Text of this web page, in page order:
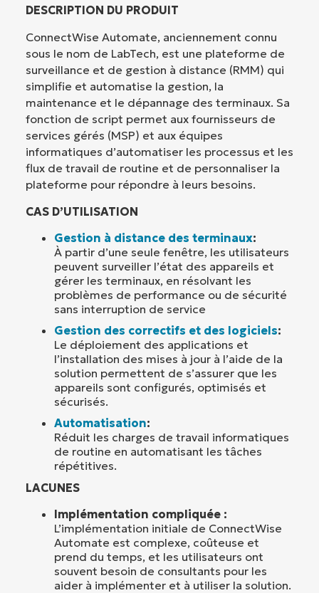
DESCRIPTION DU PRODUIT
ConnectWise Automate, anciennement connu
sous le nom de LabTech, est une plateforme de
surveillance et de gestion à distance (RMM) qui
simplifie et automatise la gestion, la
maintenance et le dépannage des terminaux. Sa
fonction de script permet aux fournisseurs de
services gérés (MSP) et aux équipes
informatiques d’automatiser les processus et les
flux de travail de routine et de personnaliser la
plateforme pour répondre à leurs besoins.
CAS D’UTILISATION
Gestion à distance des terminaux:
À partir d’une seule fenêtre, les utilisateurs
peuvent surveiller l’état des appareils et
gérer les terminaux, en résolvant les
problèmes de performance ou de sécurité
sans interruption de service
Gestion des correctifs et des logiciels:
Le déploiement des applications et
l’installation des mises à jour à l’aide de la
solution permettent de s’assurer que les
appareils sont configurés, optimisés et
sécurisés.
Automatisation:
Réduit les charges de travail informatiques
de routine en automatisant les tâches
répétitives.
LACUNES
Implémentation compliquée :
L’implémentation initiale de ConnectWise
Automate est complexe, coûteuse et
prend du temps, et les utilisateurs ont
souvent besoin de consultants pour les
aider à implémenter et à utiliser la solution.